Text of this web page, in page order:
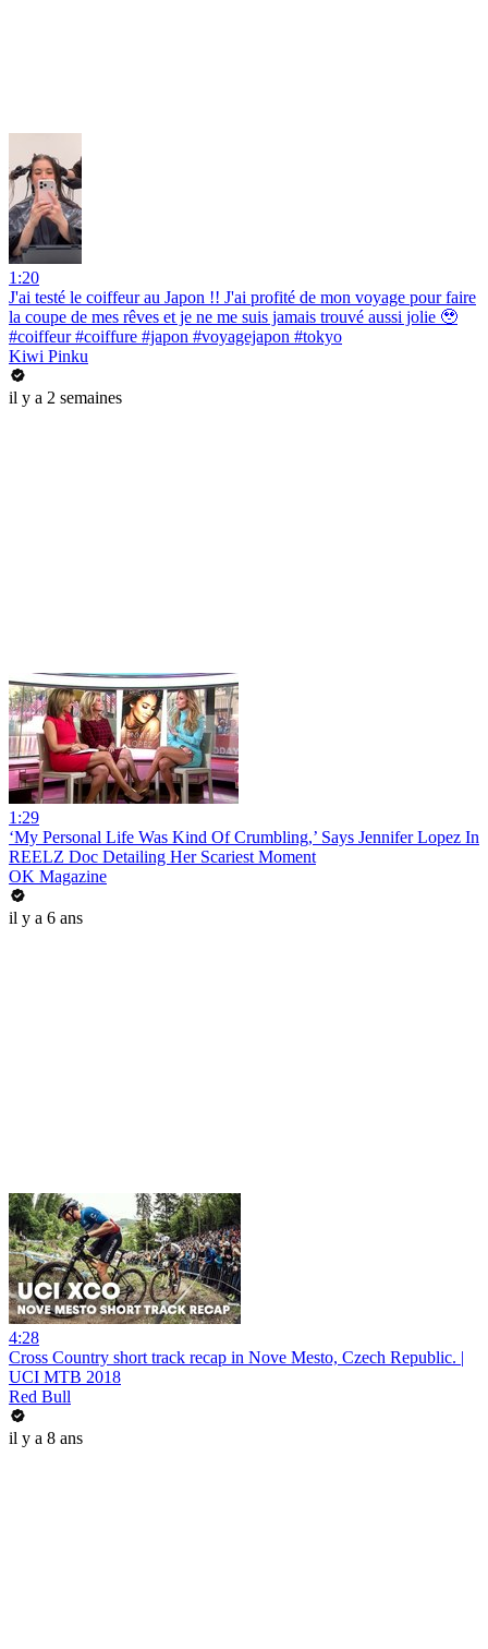
1:20
J'ai testé le coiffeur au Japon !! J'ai profité de mon voyage pour faire
la coupe de mes rêves et je ne me suis jamais trouvé aussi jolie 🥹
#coiffeur #coiffure #japon #voyagejapon #tokyo
Kiwi Pinku
il y a 2 semaines
1:29
‘My Personal Life Was Kind Of Crumbling,’ Says Jennifer Lopez In
REELZ Doc Detailing Her Scariest Moment
OK Magazine
il y a 6 ans
4:28
Cross Country short track recap in Nove Mesto, Czech Republic. |
UCI MTB 2018
Red Bull
il y a 8 ans